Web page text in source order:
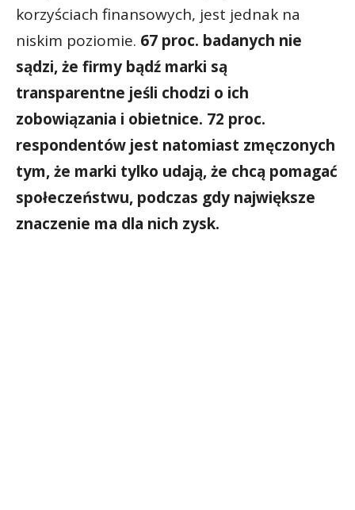
korzyściach finansowych, jest jednak na
niskim poziomie. 67 proc. badanych nie
sądzi, że firmy bądź marki są
transparentne jeśli chodzi o ich
zobowiązania i obietnice. 72 proc.
respondentów jest natomiast zmęczonych
tym, że marki tylko udają, że chcą pomagać
społeczeństwu, podczas gdy największe
znaczenie ma dla nich zysk.